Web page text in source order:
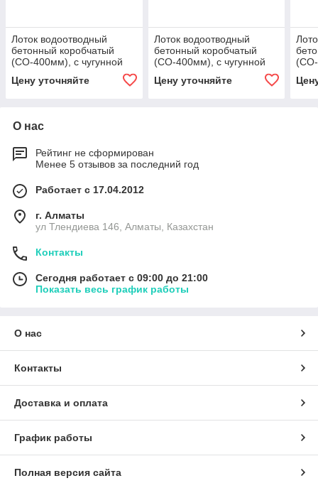
Лоток водоотводный
бетонный коробчатый
(СО-400мм), с чугунной
насадкой, с уклоном 0,5%
КUу 100.49,9
Цену уточняйте
Лоток водоотводный
бетонный коробчатый
(СО-400мм), с чугунной
0,5%КUу 100.49,9
Цену уточняйте
(СО-
КUу
О нас
Рейтинг не сформирован
Менее 5 отзывов за последний год
Работает с 17.04.2012
г. Алматы
ул Тлендиева 146, Алматы, Казахстан
Контакты
Сегодня работает с 09:00 до 21:00
Показать весь график работы
О нас
Контакты
Доставка и оплата
График работы
Полная версия сайта